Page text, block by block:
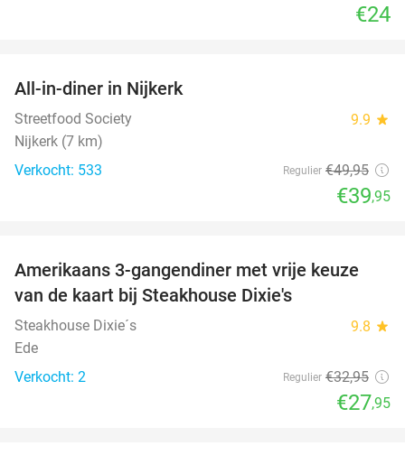
€24
All-in-diner in Nijkerk
Streetfood Society 9.9 star
Nijkerk (7 km)
Verkocht: 533
Regulier €49,95
€39,95
15%
TODAY
Amerikaans 3-gangendiner met vrije keuze
van de kaart bij Steakhouse Dixie's
Steakhouse Dixie´s 9.8 star
Ede
Verkocht: 2
Regulier €32,95
€27,95